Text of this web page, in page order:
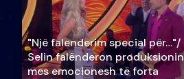
"Një falenderim special për…"/
Selin falënderon produksionin
mes emocionesh të forta